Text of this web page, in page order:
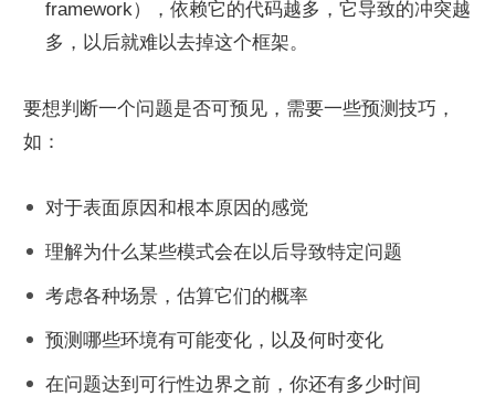
framework），依赖它的代码越多，它导致的冲突越
多，以后就难以去掉这个框架。
要想判断一个问题是否可预见，需要一些预测技巧，
如：
对于表面原因和根本原因的感觉
理解为什么某些模式会在以后导致特定问题
考虑各种场景，估算它们的概率
预测哪些环境有可能变化，以及何时变化
在问题达到可行性边界之前，你还有多少时间